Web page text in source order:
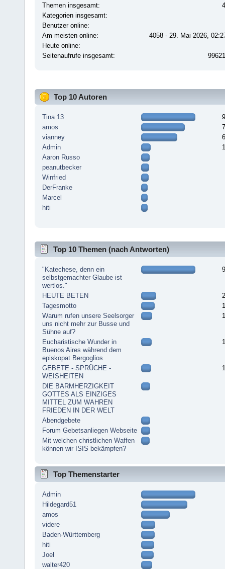
Themen insgesamt:
Kategorien insgesamt:
Benutzer online:
Am meisten online:
4058 - 29. Mai 2026,
Heute online:
Seitenaufrufe insgesamt:
Top 10 Autoren
Tina 13
amos
vianney
Admin
Aaron Russo
peanutbecker
Winfried
DerFranke
Marcel
hiti
Top 10 Themen (nach Antworten)
"Katechese, denn ein
selbstgemachter Glaube ist
wertlos."
HEUTE BETEN
Tagesmotto
Warum rufen unsere Seelsorger
uns nicht mehr zur Busse und
Sühne auf?
Eucharistische Wunder in
Buenos Aires während dem
episkopat Bergoglios
GEBETE - SPRÜCHE -
WEISHEITEN
DIE BARMHERZIGKEIT
GOTTES ALS EINZIGES
MITTEL ZUM WAHREN
FRIEDEN IN DER WELT
Abendgebete
Forum Gebetsanliegen Webseite
Mit welchen christlichen Waffen
können wir ISIS bekämpfen?
Top Themenstarter
Admin
Hildegard51
amos
videre
Baden-Württemberg
hiti
Joel
walter420